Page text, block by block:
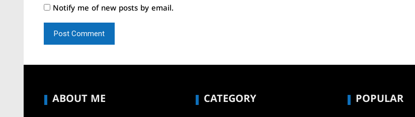
Notify me of new posts by email.
ABOUT ME CATEGORY POPULAR